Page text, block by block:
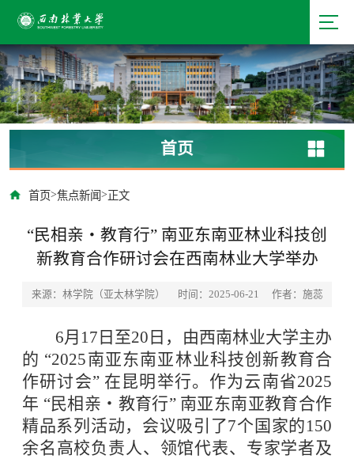
首页
首页>焦点新闻>正文
“民相亲・教育行” 南亚东南亚林业科技创
新教育合作研讨会在西南林业大学举办
来源：林学院（亚太林学院） 时间：2025-06-21 作者：施蕊
6月17日至20日，由西南林业大学主办
的 “2025南亚东南亚林业科技创新教育合
作研讨会” 在昆明举行。作为云南省2025
年 “民相亲・教育行” 南亚东南亚教育合作
精品系列活动，会议吸引了7个国家的150
余名高校负责人、领馆代表、专家学者及